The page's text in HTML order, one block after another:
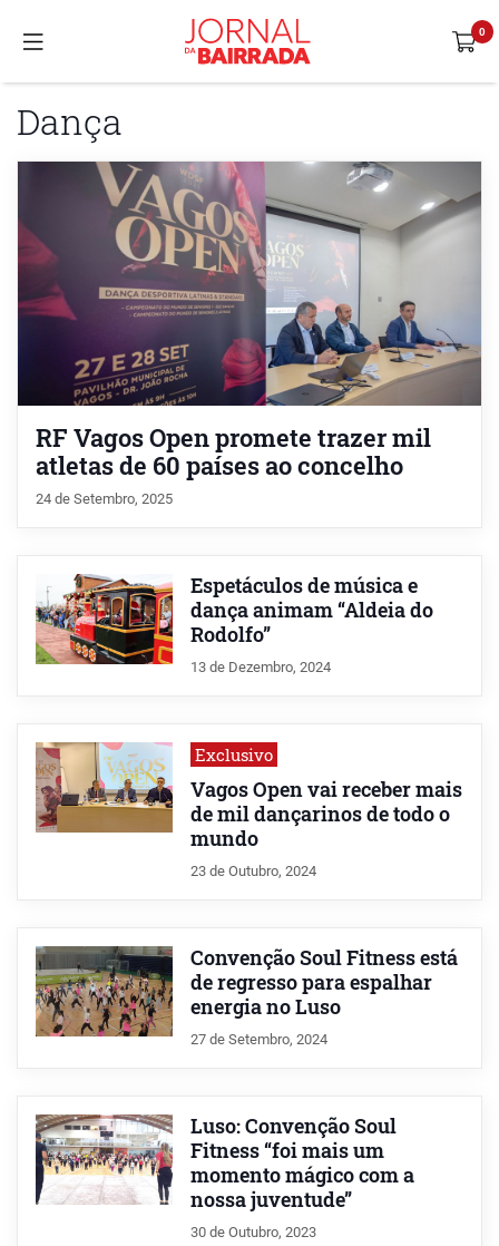
Dança
RF Vagos Open promete trazer mil
atletas de 60 países ao concelho
24 de Setembro, 2025
Espetáculos de música e
dança animam “Aldeia do
Rodolfo”
13 de Dezembro, 2024
Exclusivo
Vagos Open vai receber mais
de mil dançarinos de todo o
mundo
23 de Outubro, 2024
Convenção Soul Fitness está
de regresso para espalhar
energia no Luso
27 de Setembro, 2024
Luso: Convenção Soul
Fitness “foi mais um
momento mágico com a
nossa juventude”
30 de Outubro, 2023